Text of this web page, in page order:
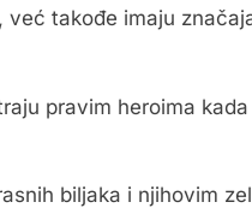
takođe imaju
pravim heroima
biljaka i njihovim